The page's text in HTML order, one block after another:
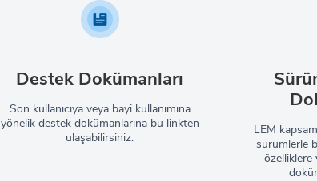
Destek Dokümanları
Son kullanıcıya veya bayi kullanımına
yönelik destek dokümanlarına bu linkten
ulaşabilirsiniz.
LEM
sürümlerle
özelliklere